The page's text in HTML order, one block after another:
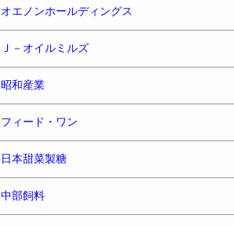
オエノンホールディングス
Ｊ－オイルミルズ
昭和産業
フィード・ワン
日本甜菜製糖
中部飼料